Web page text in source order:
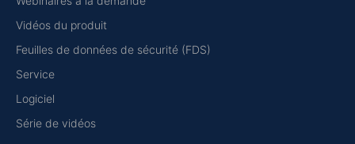
Vidéos du produit
Feuilles de données de sécurité (FDS)
Service
Logiciel
Série de vidéos